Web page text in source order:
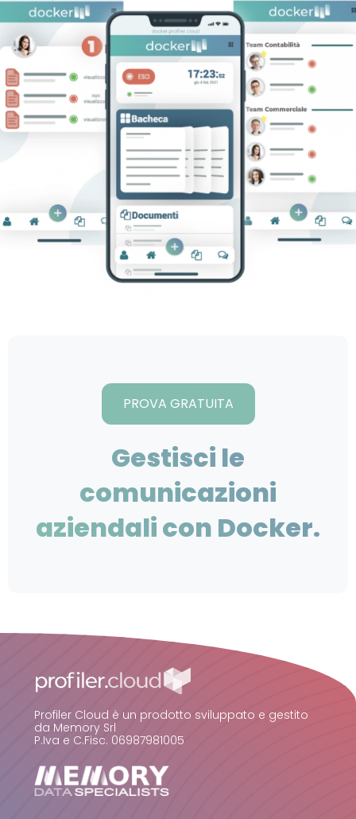
PROVA GRATUITA
Gestisci le
comunicazioni
aziendali con Docker.
Profiler Cloud è un prodotto sviluppato e gestito
da Memory Srl
P.Iva e C.Fisc. 06987981005